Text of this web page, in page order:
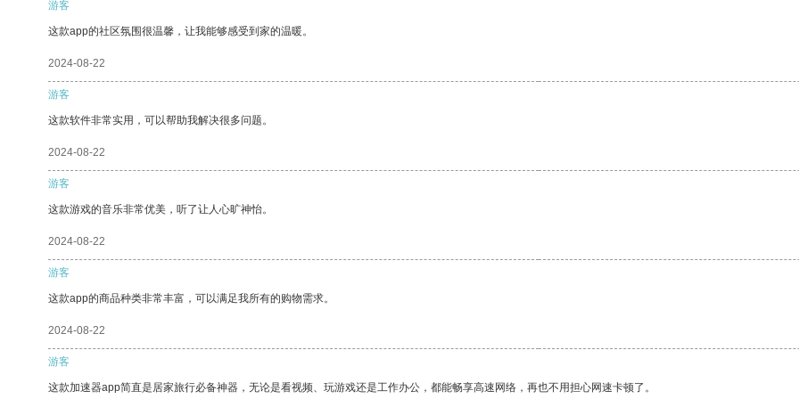
游客
这款app的社区氛围很温馨，让我能够感受到家的温暖。
2024-08-22
游客
这款软件非常实用，可以帮助我解决很多问题。
2024-08-22
游客
这款游戏的音乐非常优美，听了让人心旷神怡。
2024-08-22
游客
这款app的商品种类非常丰富，可以满足我所有的购物需求。
2024-08-22
游客
这款加速器app简直是居家旅行必备神器，无论是看视频、玩游戏还是工作办公，都能畅享高速网络，再也不用担心网速卡顿了。